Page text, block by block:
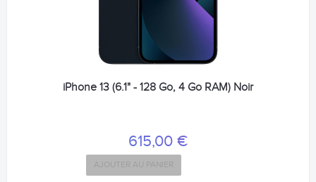
iPhone 13 (6.1" - 128 Go, 4 Go RAM) Noir
615,00 €
AJOUTER AU PANIER